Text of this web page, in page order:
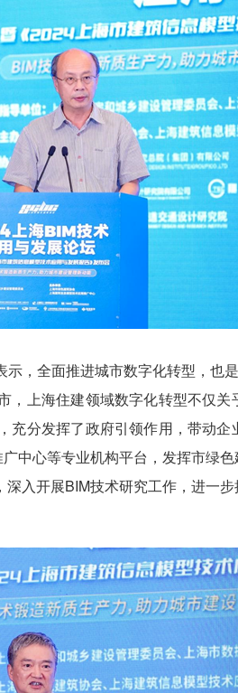
全面推进城市数字化转型，也
上海住建领域数字化转型不仅
分发挥了政府引领作用，带动
中心等专业机构平台，发挥市绿
入开展BIM技术研究工作，进一